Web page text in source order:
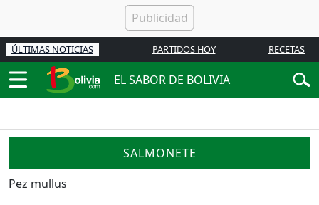
ÚLTIMAS NOTICIAS PARTIDOS HOY RECETAS
EL SABOR DE BOLIVIA
SALMONETE
Pez mullus